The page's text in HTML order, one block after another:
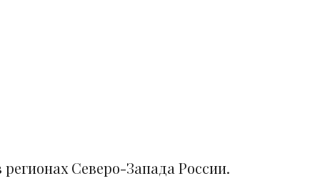
Северо-Запада России.